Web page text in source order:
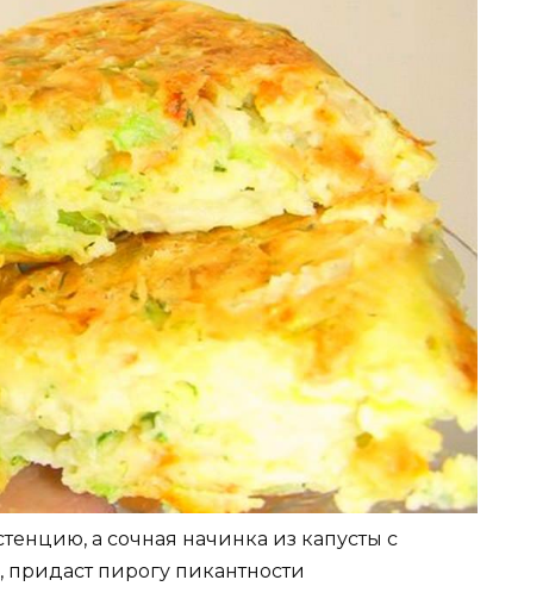
а сочная начинка из капусты с
пирогу пикантности